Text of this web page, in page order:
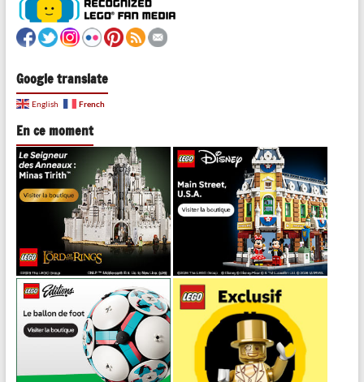
Google translate
English French
En ce moment